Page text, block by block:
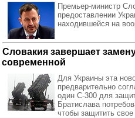
Премьер-министр
предоставлении
находившейся на
Словакия завершает
современной
Для Украины эта
предварительно
один С-300 для
Братислава
чтобы защитить